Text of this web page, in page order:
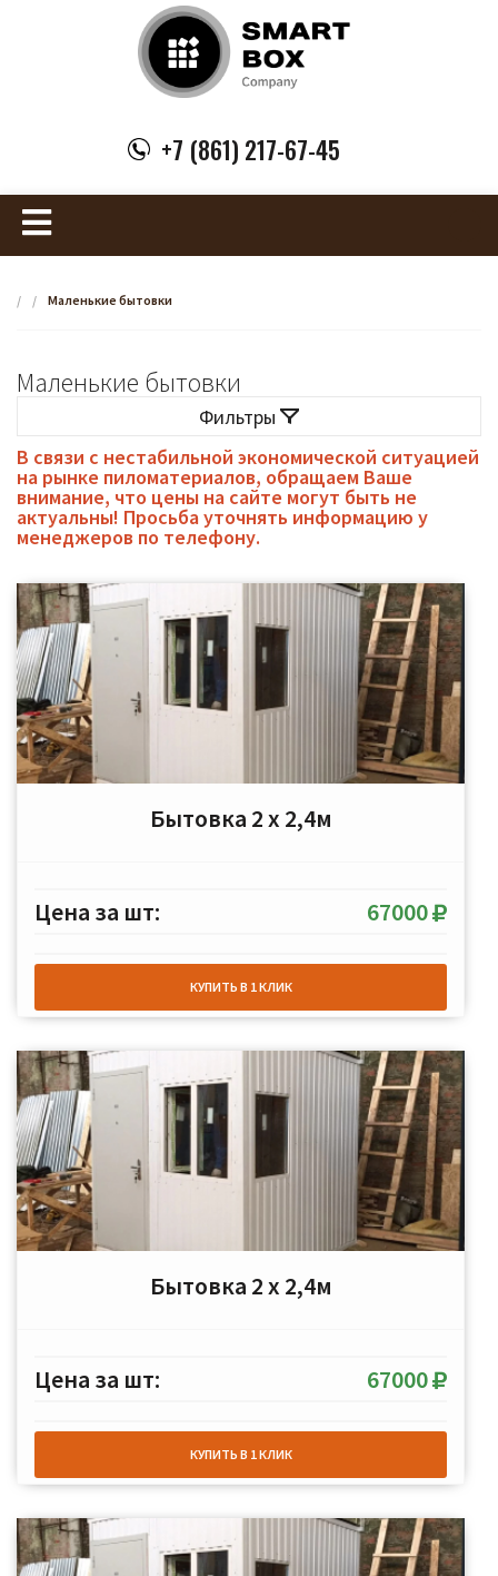
+7 (861) 217-67-45
/ / Маленькие бытовки
Маленькие бытовки
Фильтры
В связи с нестабильной экономической ситуацией
на рынке пиломатериалов, обращаем Ваше
внимание, что цены на сайте могут быть не
актуальны! Просьба уточнять информацию у
менеджеров по телефону.
Бытовка 2 х 2,4м
Цена за шт: 67000
КУПИТЬ В 1 КЛИК
Бытовка 2 х 2,4м
Цена за шт: 67000
КУПИТЬ В 1 КЛИК